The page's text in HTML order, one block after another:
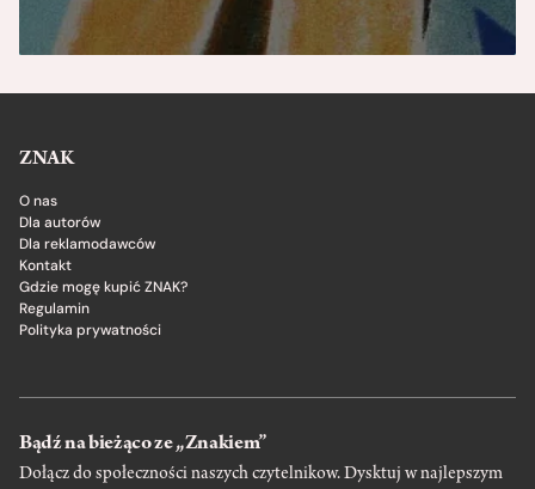
ZNAK
O nas
Dla autorów
Dla reklamodawców
Kontakt
Gdzie mogę kupić ZNAK?
Regulamin
Polityka prywatności
Bądź na bieżąco ze „Znakiem”
Dołącz do społeczności naszych czytelnikow. Dysktuj w najlepszym